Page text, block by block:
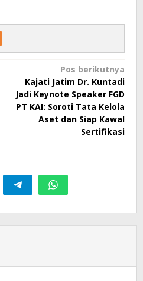
Pos berikutnya
Kajati Jatim Dr. Kuntadi
Jadi Keynote Speaker FGD
PT KAI: Soroti Tata Kelola
Aset dan Siap Kawal
Sertifikasi